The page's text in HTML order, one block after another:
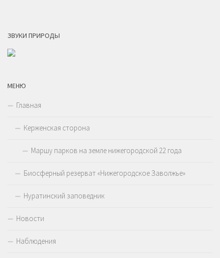
ЗВУКИ ПРИРОДЫ
МЕНЮ
Главная
Керженская сторона
Маршу парков на земле нижегородской 22 года
Биосферный резерват «Нижегородское Заволжье»
Нуратинский заповедник
Новости
Наблюдения